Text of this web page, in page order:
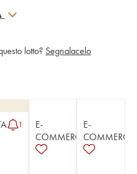
lotto? Segnalacelo
1
E-
COMMERCE
E-
COMMERCE